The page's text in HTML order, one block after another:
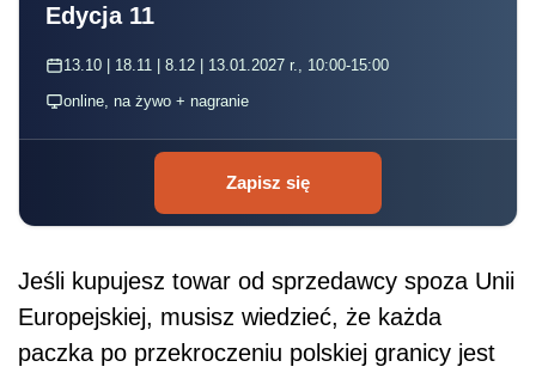
Edycja 11
13.10 | 18.11 | 8.12 | 13.01.2027 r., 10:00-15:00
online, na żywo + nagranie
Zapisz się
Jeśli kupujesz towar od sprzedawcy spoza Unii
Europejskiej, musisz wiedzieć, że każda
paczka po przekroczeniu polskiej granicy jest